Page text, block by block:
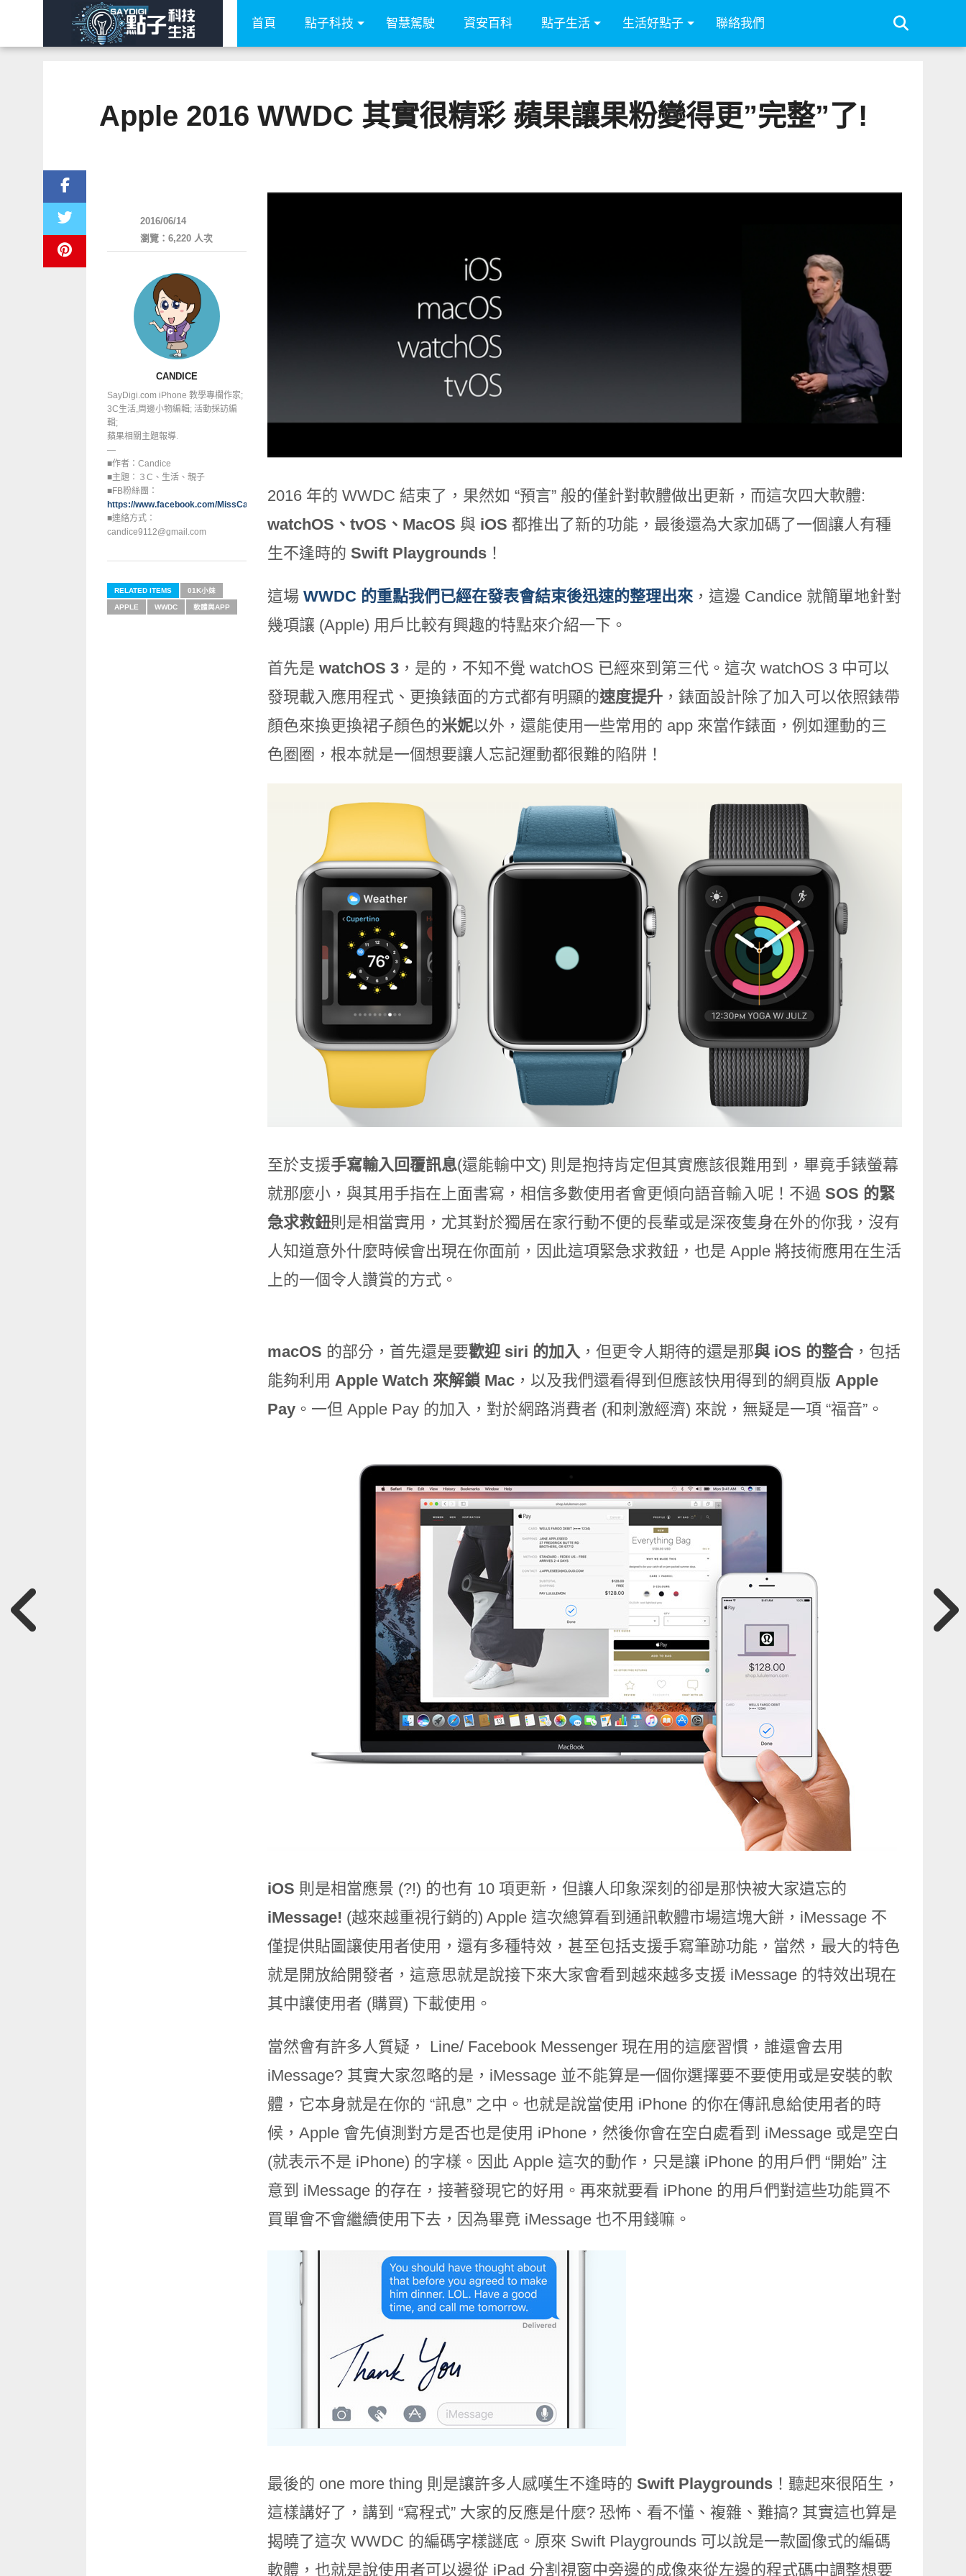
首頁 點子科技 智慧駕駛 資安百科 點子生活 生活好點子 聯絡我們
Apple 2016 WWDC 其實很精彩 蘋果讓果粉變得更”完整”了!
2016 年的 WWDC 結束了，果然如 “預言” 般的僅針對軟體做出更新，而這次四大軟體:
watchOS、tvOS、MacOS 與 iOS 都推出了新的功能，最後還為大家加碼了一個讓人有種
生不逢時的 Swift Playgrounds！
這場 WWDC 的重點我們已經在發表會結束後迅速的整理出來，這邊 Candice 就簡單地針對
幾項讓 (Apple) 用戶比較有興趣的特點來介紹一下。
首先是 watchOS 3，是的，不知不覺 watchOS 已經來到第三代。這次 watchOS 3 中可以
發現載入應用程式、更換錶面的方式都有明顯的速度提升，錶面設計除了加入可以依照錶帶
顏色來換更換裙子顏色的米妮以外，還能使用一些常用的 app 來當作錶面，例如運動的三
色圈圈，根本就是一個想要讓人忘記運動都很難的陷阱！
至於支援手寫輸入回覆訊息(還能輸中文) 則是抱持肯定但其實應該很難用到，畢竟手錶螢幕
就那麼小，與其用手指在上面書寫，相信多數使用者會更傾向語音輸入呢！不過 SOS 的緊
急求救鈕則是相當實用，尤其對於獨居在家行動不便的長輩或是深夜隻身在外的你我，沒有
人知道意外什麼時候會出現在你面前，因此這項緊急求救鈕，也是 Apple 將技術應用在生活
上的一個令人讚賞的方式。
macOS 的部分，首先還是要歡迎 siri 的加入，但更令人期待的還是那與 iOS 的整合，包括
能夠利用 Apple Watch 來解鎖 Mac，以及我們還看得到但應該快用得到的網頁版 Apple
Pay。一但 Apple Pay 的加入，對於網路消費者 (和刺激經濟) 來說，無疑是一項 “福音”。
iOS 則是相當應景 (?!) 的也有 10 項更新，但讓人印象深刻的卻是那快被大家遺忘的
iMessage! (越來越重視行銷的) Apple 這次總算看到通訊軟體市場這塊大餅，iMessage 不
僅提供貼圖讓使用者使用，還有多種特效，甚至包括支援手寫筆跡功能，當然，最大的特色
就是開放給開發者，這意思就是說接下來大家會看到越來越多支援 iMessage 的特效出現在
其中讓使用者 (購買) 下載使用。
當然會有許多人質疑， Line/ Facebook Messenger 現在用的這麼習慣，誰還會去用
iMessage? 其實大家忽略的是，iMessage 並不能算是一個你選擇要不要使用或是安裝的軟
體，它本身就是在你的 “訊息” 之中。也就是說當使用 iPhone 的你在傳訊息給使用者的時
候，Apple 會先偵測對方是否也是使用 iPhone，然後你會在空白處看到 iMessage 或是空白
(就表示不是 iPhone) 的字樣。因此 Apple 這次的動作，只是讓 iPhone 的用戶們 “開始” 注
意到 iMessage 的存在，接著發現它的好用。再來就要看 iPhone 的用戶們對這些功能買不
買單會不會繼續使用下去，因為畢竟 iMessage 也不用錢嘛。
最後的 one more thing 則是讓許多人感嘆生不逢時的 Swift Playgrounds！聽起來很陌生，
這樣講好了，講到 “寫程式” 大家的反應是什麼? 恐怖、看不懂、複雜、難搞? 其實這也算是
揭曉了這次 WWDC 的編碼字樣謎底。原來 Swift Playgrounds 可以說是一款圖像式的編碼
軟體，也就是說使用者可以邊從 iPad 分割視窗中旁邊的成像來從左邊的程式碼中調整想要
2016/06/14
瀏覽：6,220 人次
CANDICE
SayDigi.com iPhone 教學專欄作家;
3C生活,周邊小物編輯; 活動採訪編
輯;
蘋果相關主題報導.
—
■作者：Candice
■主題：３C、生活、親子
■FB粉絲團：
https://www.facebook.com/MissCandice112
■連絡方式：
candice9112@gmail.com
RELATED ITEMS 01K小妹
APPLE WWDC 軟體與APP